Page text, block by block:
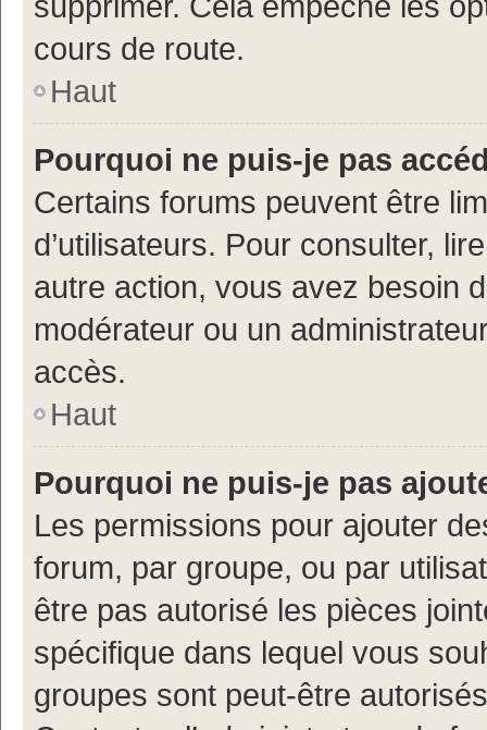
cours de route.
Haut
Pourquoi ne puis-je pas
Certains forums peuvent être
d’utilisateurs. Pour consulter,
autre action, vous avez besoin
modérateur ou un
accès.
Haut
Pourquoi ne puis-je pas
Les permissions pour ajouter
forum, par groupe, ou par
être pas autorisé les pièces
spécifique dans lequel vous
groupes sont peut-être